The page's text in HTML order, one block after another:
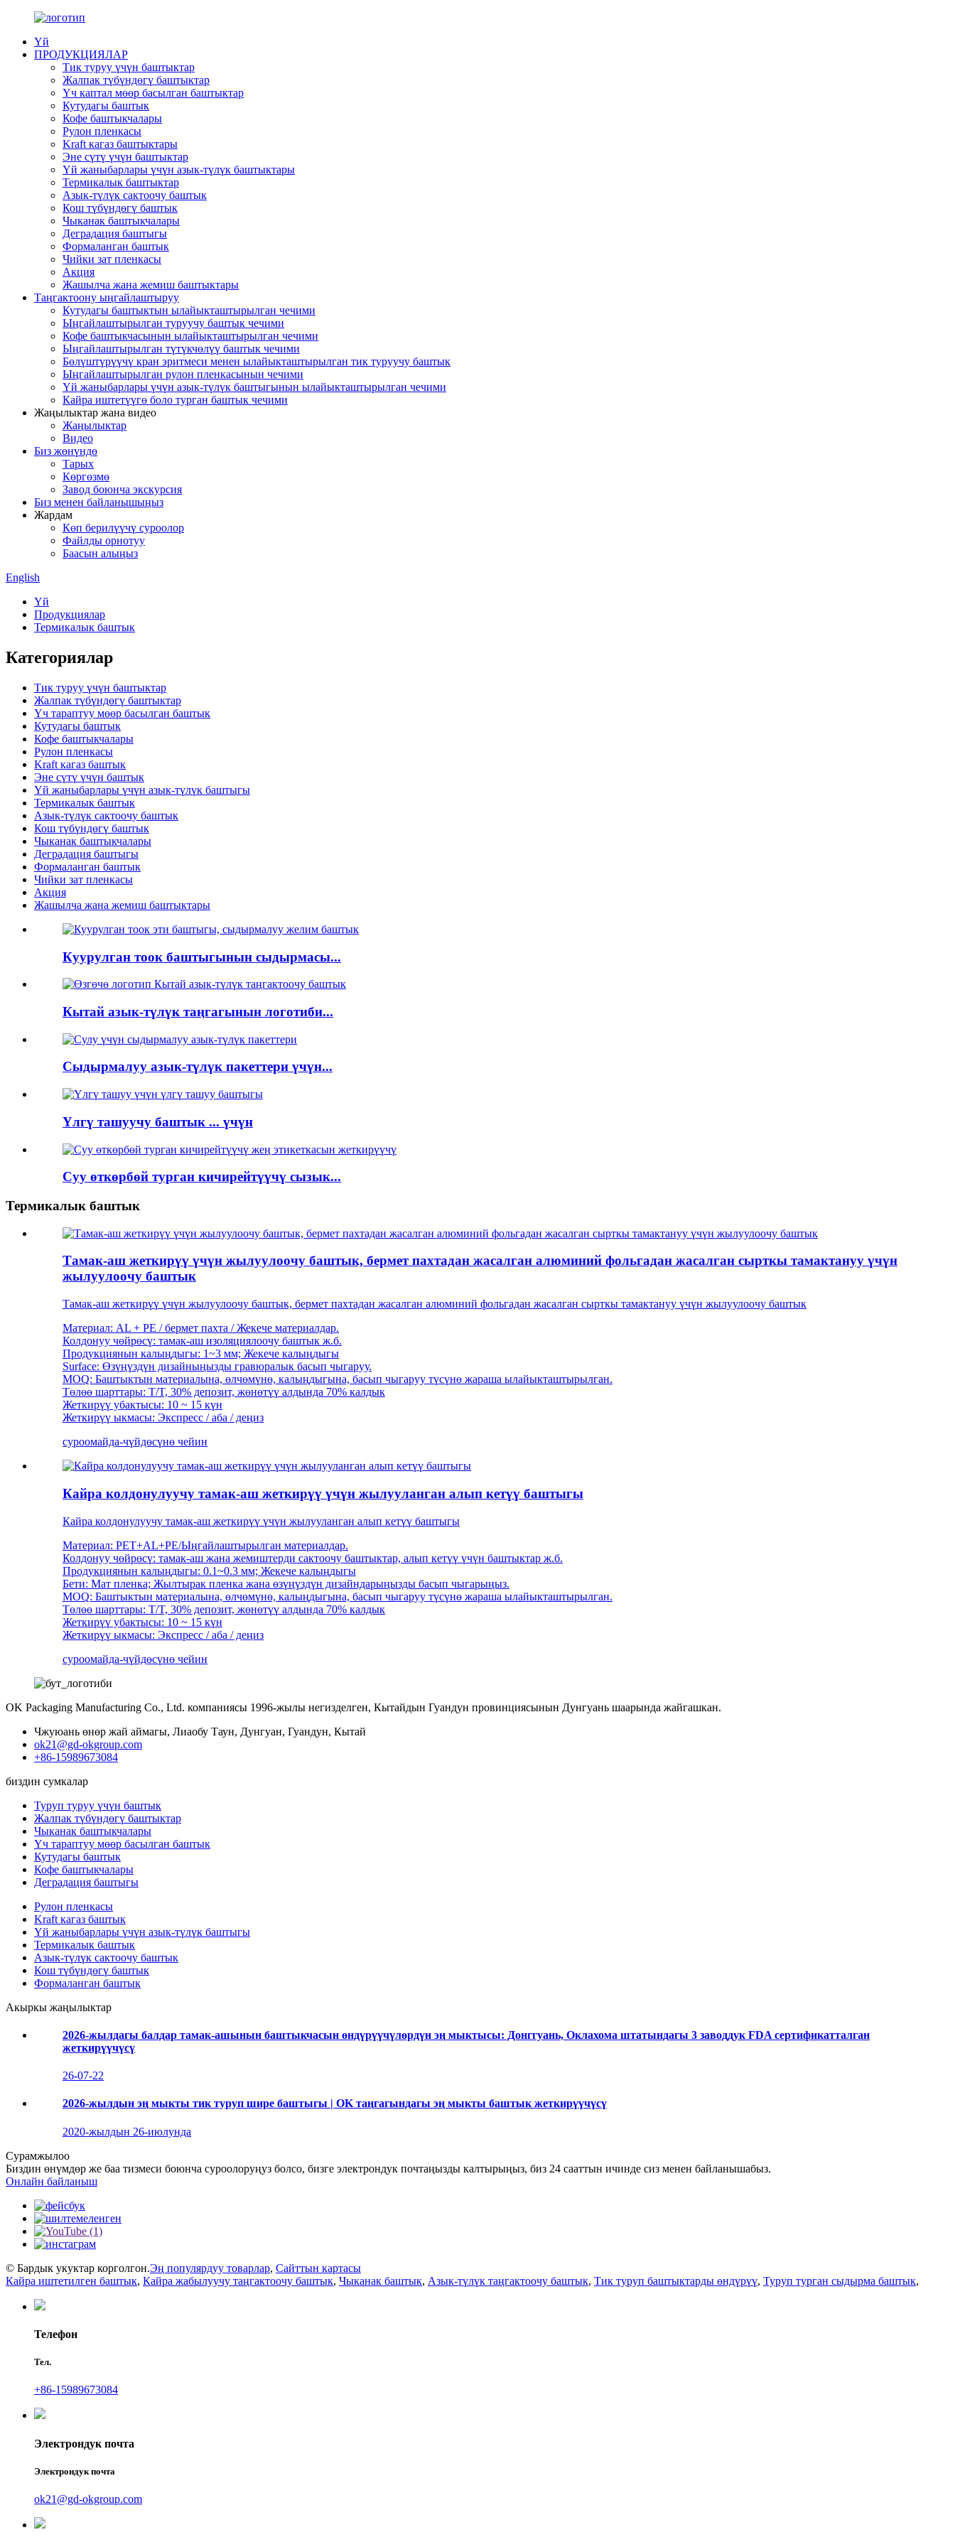
Үй
ПРОДУКЦИЯЛАР
Тик туруу үчүн баштыктар
Жалпак түбүндөгү баштыктар
Үч каптал мөөр басылган баштыктар
Кутудагы баштык
Кофе баштыкчалары
Рулон пленкасы
Kraft кагаз баштыктары
Эне сүтү үчүн баштыктар
Үй жаныбарлары үчүн азык-түлүк баштыктары
Термикалык баштыктар
Азык-түлүк сактоочу баштык
Кош түбүндөгү баштык
Чыканак баштыкчалары
Деградация баштыгы
Формаланган баштык
Чийки зат пленкасы
Акция
Жашылча жана жемиш баштыктары
Таңгактоону ыңгайлаштыруу
Кутудагы баштыктын ылайыкташтырылган чечими
Ыңгайлаштырылган туруучу баштык чечими
Кофе баштыкчасынын ылайыкташтырылган чечими
Ыңгайлаштырылган түтүкчөлүү баштык чечими
Бөлүштүрүүчү кран эритмеси менен ылайыкташтырылган тик туруучу баштык
Ыңгайлаштырылган рулон пленкасынын чечими
Үй жаныбарлары үчүн азык-түлүк баштыгынын ылайыкташтырылган чечими
Кайра иштетүүгө боло турган баштык чечими
Жаңылыктар жана видео
Жаңылыктар
Видео
Биз жөнүндө
Тарых
Көргөзмө
Завод боюнча экскурсия
Биз менен байланышыңыз
Жардам
Көп берилүүчү суроолор
Файлды орнотуу
Баасын алыңыз
English
Үй
Продукциялар
Термикалык баштык
Категориялар
Тик туруу үчүн баштыктар
Жалпак түбүндөгү баштыктар
Үч тараптуу мөөр басылган баштык
Кутудагы баштык
Кофе баштыкчалары
Рулон пленкасы
Kraft кагаз баштык
Эне сүтү үчүн баштык
Үй жаныбарлары үчүн азык-түлүк баштыгы
Термикалык баштык
Азык-түлүк сактоочу баштык
Кош түбүндөгү баштык
Чыканак баштыкчалары
Деградация баштыгы
Формаланган баштык
Чийки зат пленкасы
Акция
Жашылча жана жемиш баштыктары
Куурулган тоок баштыгынын сыдырмасы...
Кытай азык-түлүк таңгагынын логотиби...
Сыдырмалуу азык-түлүк пакеттери үчүн...
Үлгү ташуучу баштык ... үчүн
Суу өткөрбөй турган кичирейтүүчү сызык...
Термикалык баштык
Тамак-аш жеткирүү үчүн жылуулоочу баштык, бермет пахтадан жасалган алюминий фольгадан жасалган сырткы тамактануу үчүн
жылуулоочу баштык
Тамак-аш жеткирүү үчүн жылуулоочу баштык, бермет пахтадан жасалган алюминий фольгадан жасалган сырткы тамактануу үчүн жылуулоочу баштык
Материал: AL + PE / бермет пахта / Жекече материалдар.
Колдонуу чөйрөсү: тамак-аш изоляциялоочу баштык ж.б.
Продукциянын калыңдыгы: 1~3 мм; Жекече калыңдыгы
Surface: Өзүңүздүн дизайныңызды гравюралык басып чыгаруу.
MOQ: Баштыктын материалына, өлчөмүнө, калыңдыгына, басып чыгаруу түсүнө жараша ылайыкташтырылган.
Төлөө шарттары: T/T, 30% депозит, жөнөтүү алдында 70% калдык
Жеткирүү убактысы: 10 ~ 15 күн
Жеткирүү ыкмасы: Экспресс / аба / деңиз
суроомайда-чүйдөсүнө чейин
Кайра колдонулуучу тамак-аш жеткирүү үчүн жылууланган алып кетүү баштыгы
Кайра колдонулуучу тамак-аш жеткирүү үчүн жылууланган алып кетүү баштыгы
Материал: PET+AL+PE/Ыңгайлаштырылган материалдар.
Колдонуу чөйрөсү: тамак-аш жана жемиштерди сактоочу баштыктар, алып кетүү үчүн баштыктар ж.б.
Продукциянын калыңдыгы: 0.1~0.3 мм; Жекече калыңдыгы
Бети: Мат пленка; Жылтырак пленка жана өзүңүздүн дизайндарыңызды басып чыгарыңыз.
MOQ: Баштыктын материалына, өлчөмүнө, калыңдыгына, басып чыгаруу түсүнө жараша ылайыкташтырылган.
Төлөө шарттары: T/T, 30% депозит, жөнөтүү алдында 70% калдык
Жеткирүү убактысы: 10 ~ 15 күн
Жеткирүү ыкмасы: Экспресс / аба / деңиз
суроомайда-чүйдөсүнө чейин
OK Packaging Manufacturing Co., Ltd. компаниясы 1996-жылы негизделген, Кытайдын Гуандун провинциясынын Дунгуань шаарында жайгашкан.
Чжуюань өнөр жай аймагы, Лиаобу Таун, Дунгуан, Гуандун, Кытай
ok21@gd-okgroup.com
+86-15989673084
биздин сумкалар
Туруп туруу үчүн баштык
Жалпак түбүндөгү баштыктар
Чыканак баштыкчалары
Үч тараптуу мөөр басылган баштык
Кутудагы баштык
Кофе баштыкчалары
Деградация баштыгы
Рулон пленкасы
Kraft кагаз баштык
Үй жаныбарлары үчүн азык-түлүк баштыгы
Термикалык баштык
Азык-түлүк сактоочу баштык
Кош түбүндөгү баштык
Формаланган баштык
Акыркы жаңылыктар
2026-жылдагы балдар тамак-ашынын баштыкчасын өндүрүүчүлөрдүн эң мыктысы: Донггуань, Оклахома штатындагы 3 заводдук FDA сертификатталган
жеткирүүчүсү
26-07-22
2026-жылдын эң мыкты тик туруп шире баштыгы | OK таңгагындагы эң мыкты баштык жеткирүүчүсү
2020-жылдын 26-июлунда
Сурамжылоо
Биздин өнүмдөр же баа тизмеси боюнча суроолоруңуз болсо, бизге электрондук почтаңызды калтырыңыз, биз 24 сааттын ичинде сиз менен байланышабыз.
Онлайн байланыш
© Бардык укуктар корголгон.Эң популярдуу товарлар, Сайттын картасы
Кайра иштетилген баштык, Кайра жабылуучу таңгактоочу баштык, Чыканак баштык, Азык-түлүк таңгактоочу баштык, Тик туруп баштыктарды өндүрүү, Туруп турган сыдырма баштык,
Телефон
Тел.
+86-15989673084
Электрондук почта
Электрондук почта
ok21@gd-okgroup.com